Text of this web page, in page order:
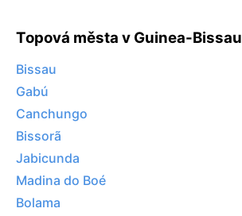
Topová města v Guinea-Bissau
Bissau
Gabú
Canchungo
Bissorã
Jabicunda
Madina do Boé
Bolama